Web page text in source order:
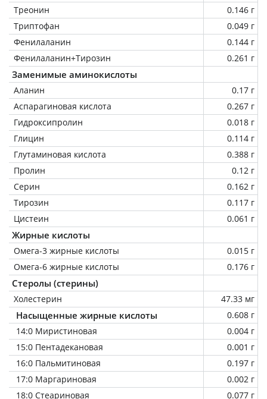
Треонин
0.146 г
Триптофан
0.049 г
Фенилаланин
0.144 г
Фенилаланин+Тирозин
0.261 г
Заменимые аминокислоты
Аланин
0.17 г
Аспарагиновая кислота
0.267 г
Гидроксипролин
0.018 г
Глицин
0.114 г
Глутаминовая кислота
0.388 г
Пролин
0.12 г
Серин
0.162 г
Тирозин
0.117 г
Цистеин
0.061 г
Жирные кислоты
Омега-3 жирные кислоты
0.015 г
Омега-6 жирные кислоты
0.176 г
Стеролы (стерины)
Холестерин 47.33 мг
Насыщенные жирные кислоты
0.608 г
14:0 Миристиновая
0.004 г
15:0 Пентадекановая
0.001 г
16:0 Пальмитиновая
0.197 г
17:0 Маргариновая
0.002 г
18:0 Стеариновая
0.077 г